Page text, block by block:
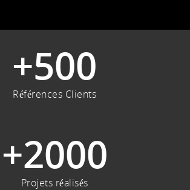
+500
Références Clients
+2000
Projets réalisés